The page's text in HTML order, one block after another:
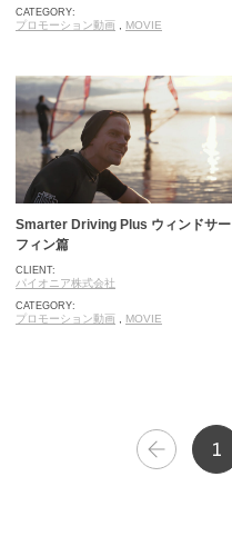
CATEGORY:
プロモーション動画 , MOVIE
Smarter Driving Plus ウィンドサー
フィン篇
CLIENT:
パイオニア株式会社
CATEGORY:
プロモーション動画 , MOVIE
1